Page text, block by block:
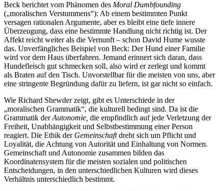
Beck berichtet vom Phänomen des Moral Dumbfounding
(„moralischen Verstummens“): Ab einem bestimmten Punkt
versagen rationalen Argumente, aber es bleibt eine tiefe innere
Überzeugung, dass eine bestimmte Handlung nicht richtig ist. Der
Affekt reicht weiter als die Vernunft – schon David Hume wusste
das. Unverfängliches Beispiel von Beck: Der Hund einer Familie
wird vor dem Haus überfahren. Jemand erinnert sich daran, dass
Hundefleisch gut schmecken soll, also wird er zerlegt und kommt
als Braten auf den Tisch. Unvorstellbar für die meisten von uns, aber
eine stringente Begründung dafür zu liefern, ist gar nicht so einfach.
Wie Richard Shewder zeigt, gibt es Unterschiede in der
„moralischen Grammatik“, die kulturell bedingt sind. Da ist die
Grammatik derAutonomie, die empfindlich auf jede Verletzung der
Freiheit, Unabhängigkeit und Selbstbestimmung einer Person
reagiert. Die Ethik der Gemeinschaftdreht sich um Pflicht und
Loyalität, die Achtung von Autorität und Einhaltung von Normen.
Gemeinschaft und Autonomie zusammen bilden das
Koordinatensystem für die meisten sozialen und politischen
Entscheidungen, in den unterschiedlichen Kulturen wird dieses
Verhältnis unterschiedlich bestimmt.